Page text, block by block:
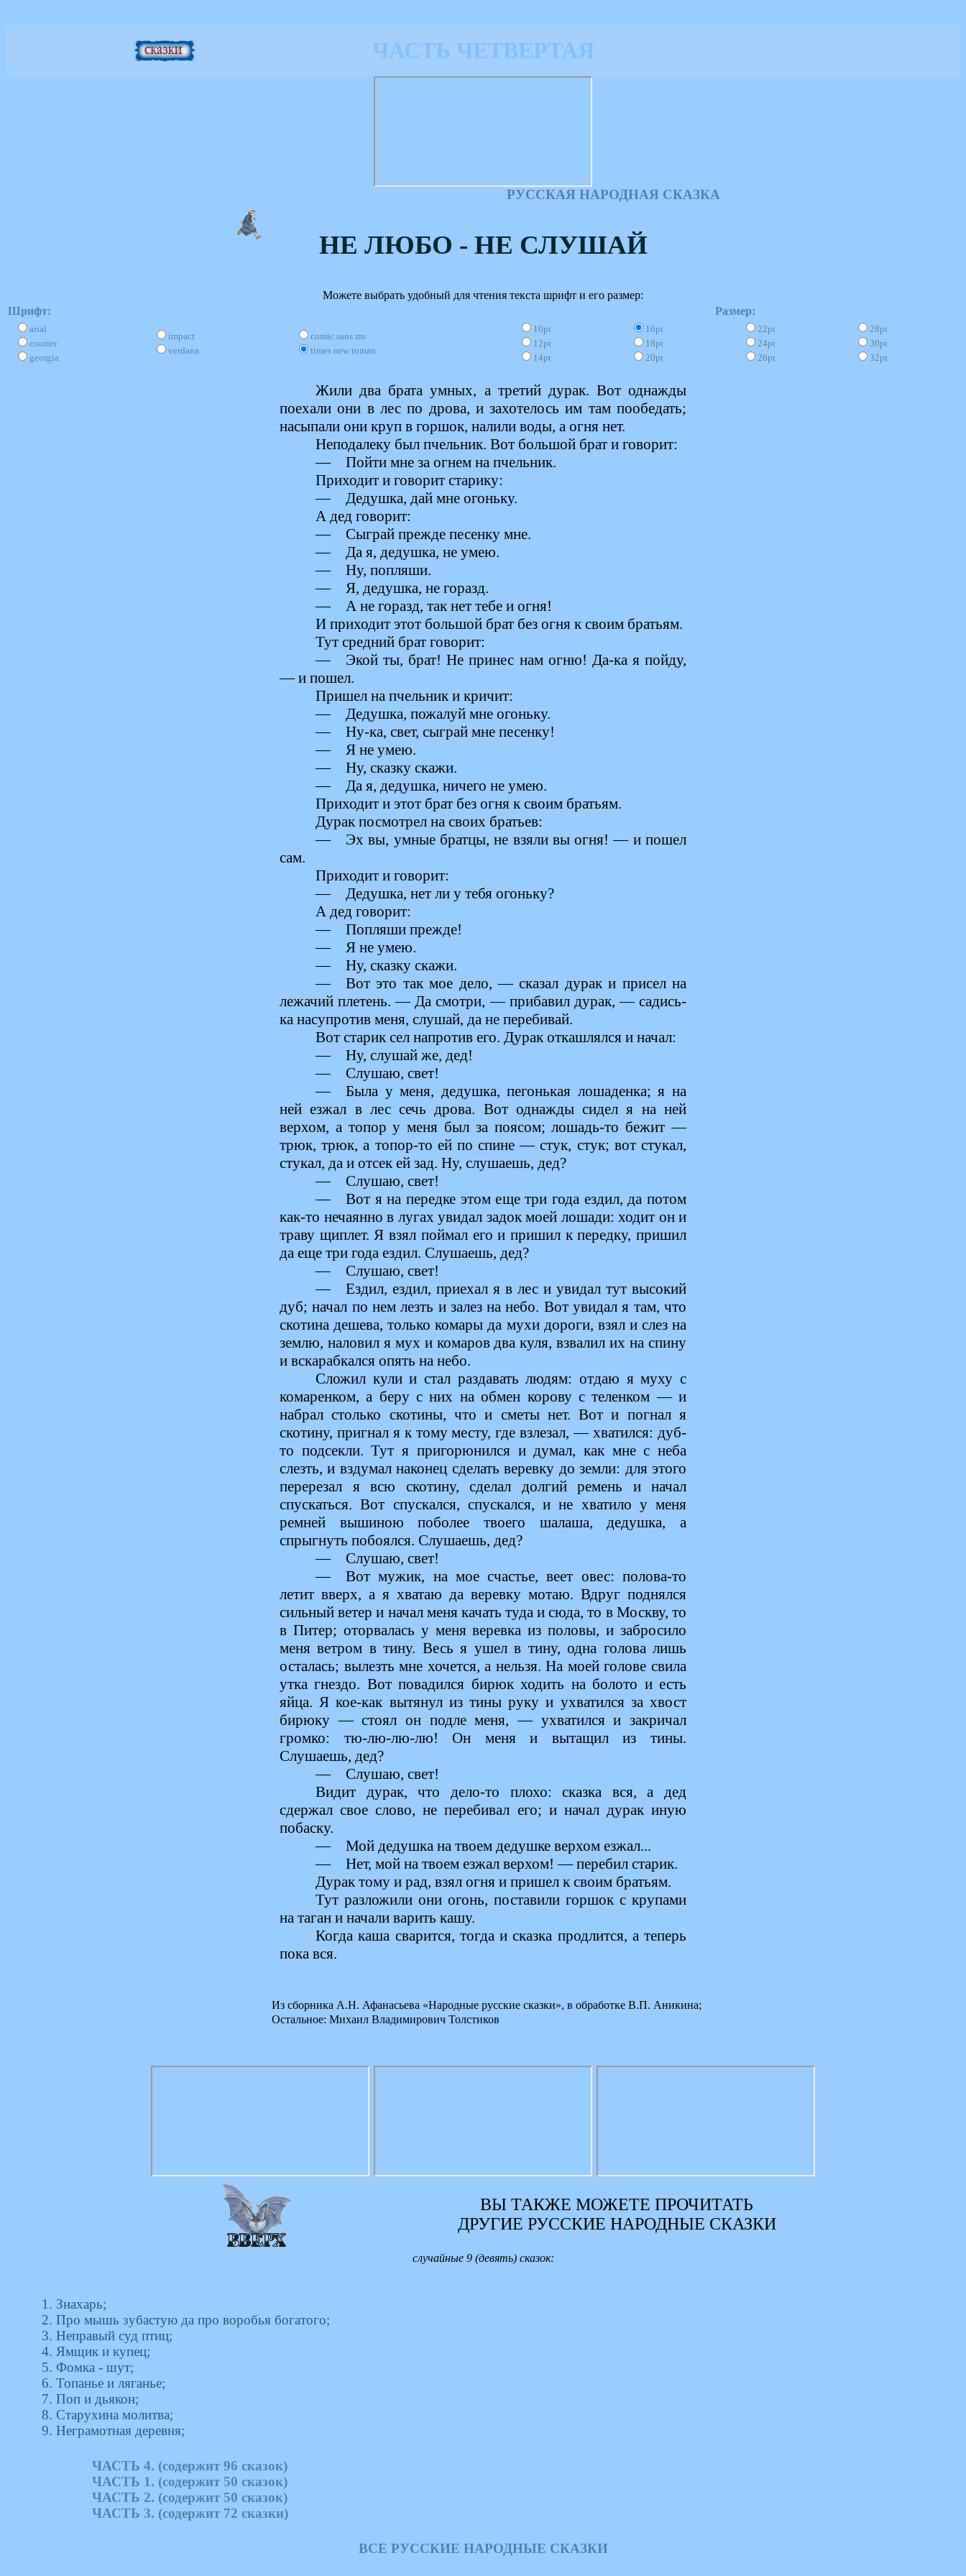
ЧАСТЬ ЧЕТВЕРТАЯ
РУССКАЯ НАРОДНАЯ СКАЗКА
НЕ ЛЮБО - НЕ СЛУШАЙ
Можете выбрать удобный для чтения текста шрифт и его размер:
Шрифт:
Размер:
arial
courier
georgia
impact
verdana
comic sans ms
times new roman
10pt
12pt
14pt
16pt
18pt
20pt
22pt
24pt
26pt
28pt
30pt
32pt
Жили два брата умных, а третий дурак. Вот однажды
поехали они в лес по дрова, и захотелось им там пообедать;
насыпали они круп в горшок, налили воды, а огня нет.
Неподалеку был пчельник. Вот большой брат и говорит:
— Пойти мне за огнем на пчельник.
Приходит и говорит старику:
— Дедушка, дай мне огоньку.
А дед говорит:
— Сыграй прежде песенку мне.
— Да я, дедушка, не умею.
— Ну, попляши.
— Я, дедушка, не горазд.
— А не горазд, так нет тебе и огня!
И приходит этот большой брат без огня к своим братьям.
Тут средний брат говорит:
— Экой ты, брат! Не принес нам огню! Да-ка я пойду,
— и пошел.
Пришел на пчельник и кричит:
— Дедушка, пожалуй мне огоньку.
— Ну-ка, свет, сыграй мне песенку!
— Я не умею.
— Ну, сказку скажи.
— Да я, дедушка, ничего не умею.
Приходит и этот брат без огня к своим братьям.
Дурак посмотрел на своих братьев:
— Эх вы, умные братцы, не взяли вы огня! — и пошел
сам.
Приходит и говорит:
— Дедушка, нет ли у тебя огоньку?
А дед говорит:
— Попляши прежде!
— Я не умею.
— Ну, сказку скажи.
— Вот это так мое дело, — сказал дурак и присел на
лежачий плетень. — Да смотри, — прибавил дурак, — садись-
ка насупротив меня, слушай, да не перебивай.
Вот старик сел напротив его. Дурак откашлялся и начал:
— Ну, слушай же, дед!
— Слушаю, свет!
— Была у меня, дедушка, пегонькая лошаденка; я на
ней езжал в лес сечь дрова. Вот однажды сидел я на ней
верхом, а топор у меня был за поясом; лошадь-то бежит —
трюк, трюк, а топор-то ей по спине — стук, стук; вот стукал,
стукал, да и отсек ей зад. Ну, слушаешь, дед?
— Слушаю, свет!
— Вот я на передке этом еще три года ездил, да потом
как-то нечаянно в лугах увидал задок моей лошади: ходит он и
траву щиплет. Я взял поймал его и пришил к передку, пришил
да еще три года ездил. Слушаешь, дед?
— Слушаю, свет!
— Ездил, ездил, приехал я в лес и увидал тут высокий
дуб; начал по нем лезть и залез на небо. Вот увидал я там, что
скотина дешева, только комары да мухи дороги, взял и слез на
землю, наловил я мух и комаров два куля, взвалил их на спину
и вскарабкался опять на небо.
Сложил кули и стал раздавать людям: отдаю я муху с
комаренком, а беру с них на обмен корову с теленком — и
набрал столько скотины, что и сметы нет. Вот и погнал я
скотину, пригнал я к тому месту, где взлезал, — хватился: дуб-
то подсекли. Тут я пригорюнился и думал, как мне с неба
слезть, и вздумал наконец сделать веревку до земли: для этого
перерезал я всю скотину, сделал долгий ремень и начал
спускаться. Вот спускался, спускался, и не хватило у меня
ремней вышиною поболее твоего шалаша, дедушка, а
спрыгнуть побоялся. Слушаешь, дед?
— Слушаю, свет!
— Вот мужик, на мое счастье, веет овес: полова-то
летит вверх, а я хватаю да веревку мотаю. Вдруг поднялся
сильный ветер и начал меня качать туда и сюда, то в Москву, то
в Питер; оторвалась у меня веревка из половы, и забросило
меня ветром в тину. Весь я ушел в тину, одна голова лишь
осталась; вылезть мне хочется, а нельзя. На моей голове свила
утка гнездо. Вот повадился бирюк ходить на болото и есть
яйца. Я кое-как вытянул из тины руку и ухватился за хвост
бирюку — стоял он подле меня, — ухватился и закричал
громко: тю-лю-лю-лю! Он меня и вытащил из тины.
Слушаешь, дед?
— Слушаю, свет!
Видит дурак, что дело-то плохо: сказка вся, а дед
сдержал свое слово, не перебивал его; и начал дурак иную
побаску.
— Мой дедушка на твоем дедушке верхом езжал...
— Нет, мой на твоем езжал верхом! — перебил старик.
Дурак тому и рад, взял огня и пришел к своим братьям.
Тут разложили они огонь, поставили горшок с крупами
на таган и начали варить кашу.
Когда каша сварится, тогда и сказка продлится, а теперь
пока вся.
Из сборника А.Н. Афанасьева «Народные русские сказки», в обработке В.П. Аникина;
Остальное: Михаил Владимирович Толстиков
ВЫ ТАКЖЕ МОЖЕТЕ ПРОЧИТАТЬ
ДРУГИЕ РУССКИЕ НАРОДНЫЕ СКАЗКИ
случайные 9 (девять) сказок:
1. Знахарь;
2. Про мышь зубастую да про воробья богатого;
3. Неправый суд птиц;
4. Ямщик и купец;
5. Фомка - шут;
6. Топанье и ляганье;
7. Поп и дьякон;
8. Старухина молитва;
9. Неграмотная деревня;
ЧАСТЬ 4. (содержит 96 сказок)
ЧАСТЬ 1. (содержит 50 сказок)
ЧАСТЬ 2. (содержит 50 сказок)
ЧАСТЬ 3. (содержит 72 сказки)
ВСЕ РУССКИЕ НАРОДНЫЕ СКАЗКИ